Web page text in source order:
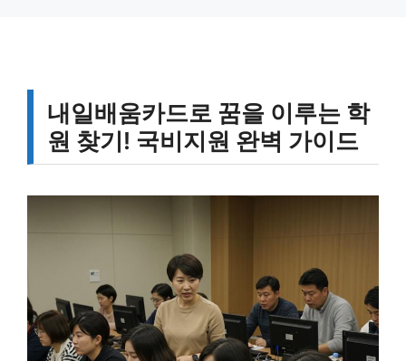
내일배움카드로 꿈을 이루는 학
원 찾기! 국비지원 완벽 가이드